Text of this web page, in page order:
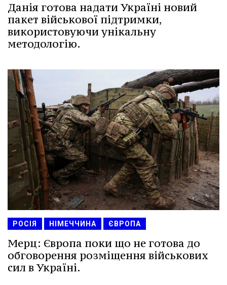
Данія готова надати Україні новий
пакет військової підтримки,
використовуючи унікальну
методологію.
РОСІЯ НІМЕЧЧИНА ЄВРОПА
Мерц: Європа поки що не готова до
обговорення розміщення військових
сил в Україні.